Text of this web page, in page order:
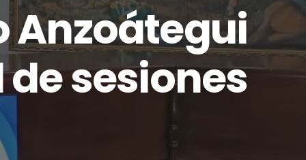
Anzoátegui
sesiones